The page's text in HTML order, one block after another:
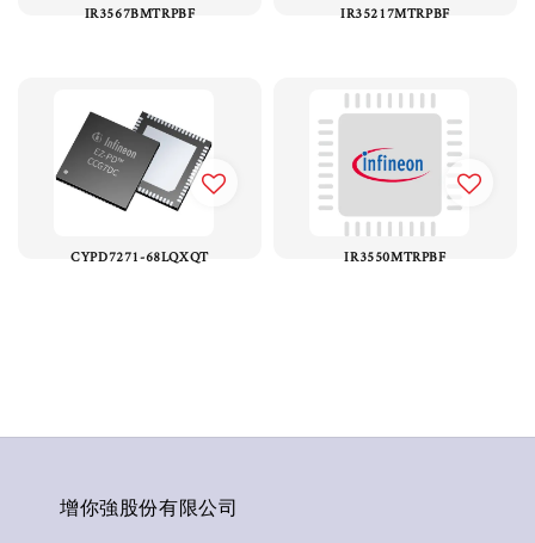
IR3567BMTRPBF IR35217MTRPBF
CYPD7271-68LQXQT IR3550MTRPBF
增你強股份有限公司